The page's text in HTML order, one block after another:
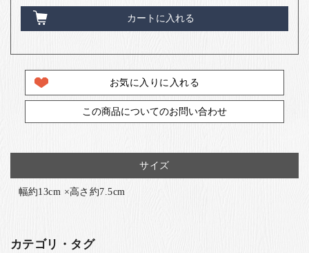
カートに入れる
お気に入りに入れる
この商品についてのお問い合わせ
サイズ
幅約13cm ×高さ約7.5cm
カテゴリ・タグ